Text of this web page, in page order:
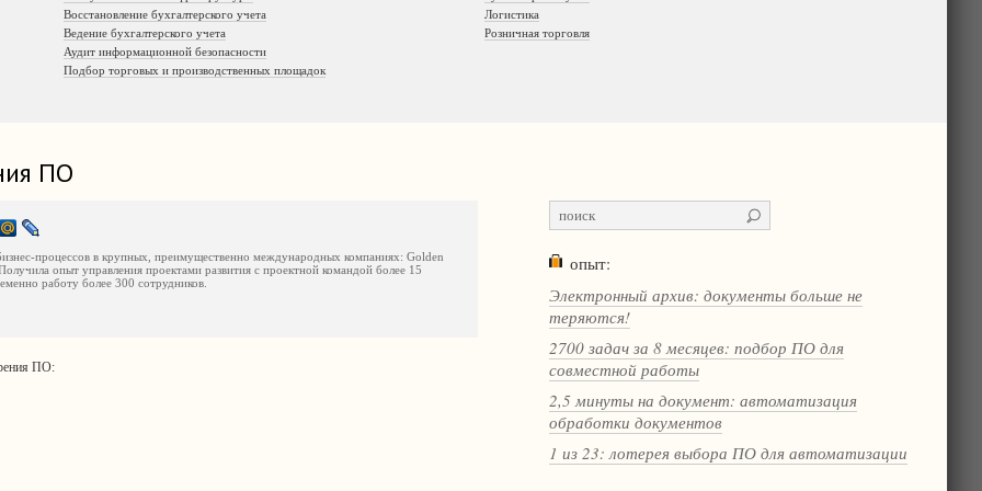
Восстановление бухгалтерского учета
Ведение бухгалтерского учета
Аудит информационной безопасности
Подбор торговых и производственных площадок
Логистика
Розничная торговля
ПО
процессов в крупных, преимущественно международных компаниях: Golden
опыт управления проектами развития с проектной командой более 15
работу более 300 сотрудников.
ПО:
опыт:
Электронный архив: документы больше не
теряются!
2700 задач за 8 месяцев: подбор ПО для
совместной работы
2,5 минуты на документ: автоматизация
обработки документов
1 из 23: лотерея выбора ПО для автоматизации